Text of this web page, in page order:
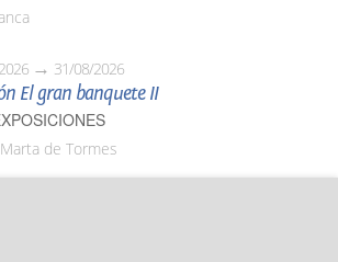
31/08/2026
El gran banquete II
de Tormes